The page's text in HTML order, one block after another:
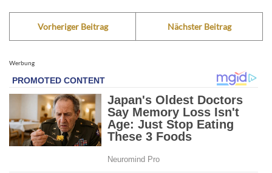
Vorheriger Beitrag Nächster Beitrag
Werbung